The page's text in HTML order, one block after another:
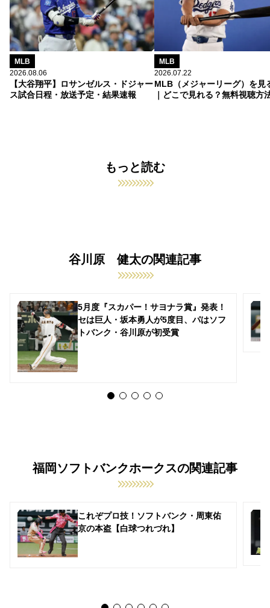
MLB
2026.08.06
【大谷翔平】ロサンゼルス・ドジャー
ス試合日程・放送予定・結果速報
MLB
2026.07.22
MLB（メジャーリーグ）を見
｜どこで見れる？無料視聴方
もっと読む
谷川原 健太の関連記事
5月度『スカパー！サヨナラ賞』発表！
セは巨人・坂本勇人が5度目、パはソフ
トバンク・谷川原が初受賞
福岡ソフトバンクホークスの関連記事
これぞプロ技！ソフトバンク・周東佑
京の本盗【白球つれづれ】